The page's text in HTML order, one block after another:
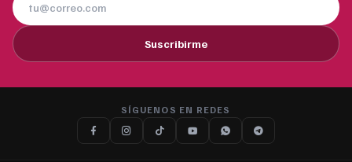
Suscribirme
SÍGUENOS EN REDES